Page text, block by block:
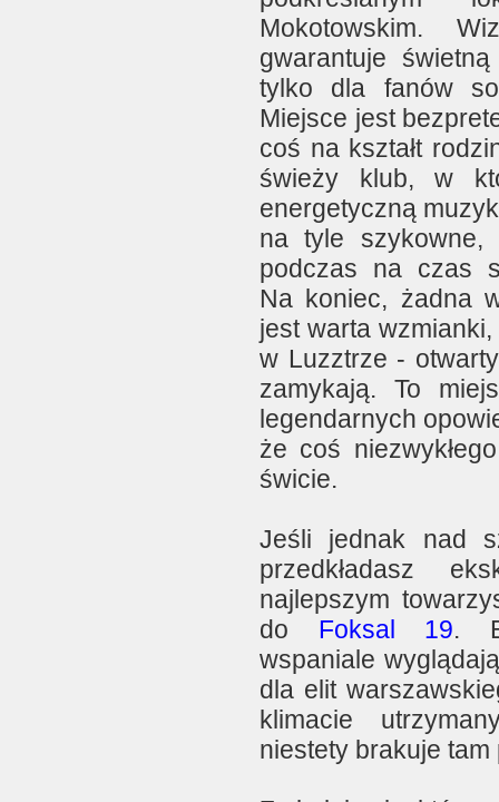
Mokotowskim.
gwarantuje
tylko dla fanów
Miejsce jest
coś na kształt
świeży klub, w
energetyczną
na tyle
podczas na czas
Na koniec, żadna
jest warta
w Luzztrze -
zamykają. To
legendarnych
że coś
świcie.
Jeśli jednak nad
przedkładasz
najlepszym
do Foksal 19.
wspaniale
dla elit
klimacie
niestety brakuje tam